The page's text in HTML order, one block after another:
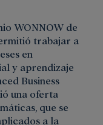
WONNOW de
trabajar a
en
y aprendizaje
Business
una oferta
que se
a la